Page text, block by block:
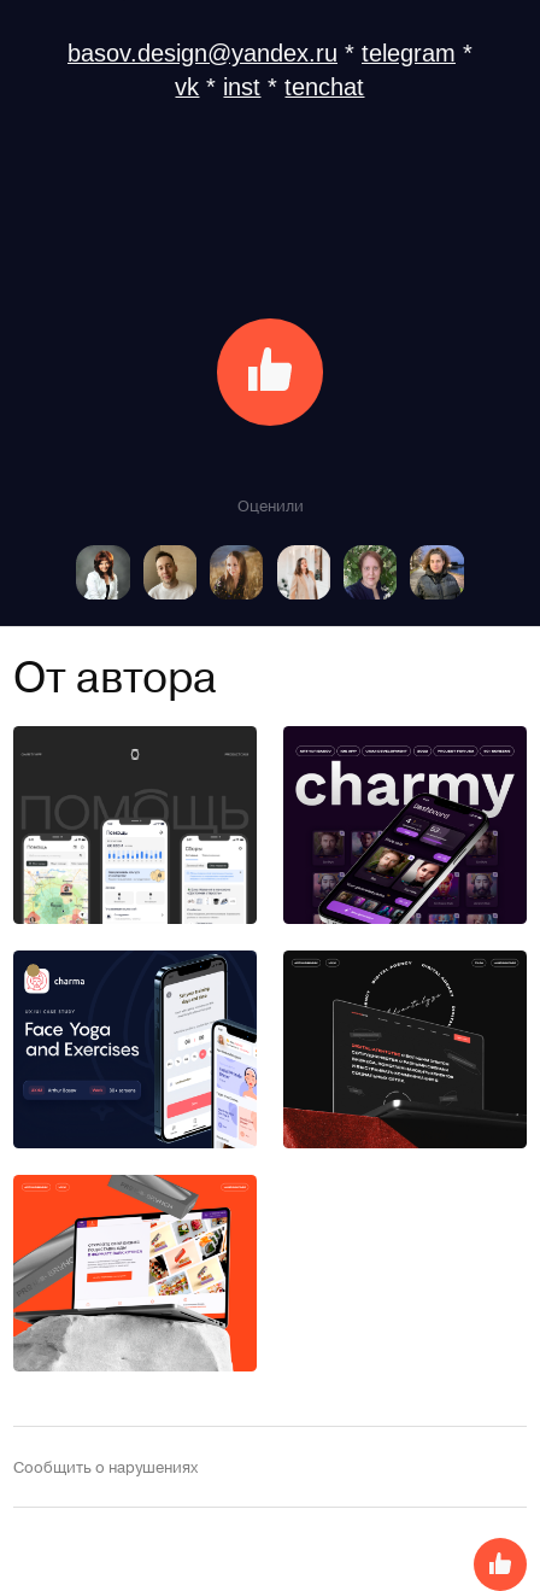
basov.design@yandex.ru * telegram *
vk * inst *tenchat
Оценили
От автора
Сообщить о нарушениях